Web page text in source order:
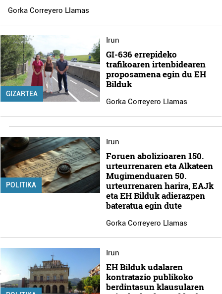
Gorka Correyero Llamas
GIZARTEA
Irun
GI-636 errepideko
trafikoaren irtenbidearen
proposamena egin du EH
Bilduk
Gorka Correyero Llamas
POLITIKA
Irun
Foruen abolizioaren 150.
urteurrenaren eta Alkateen
Mugimenduaren 50.
urteurrenaren harira, EAJk
eta EH Bilduk adierazpen
bateratua egin dute
Gorka Correyero Llamas
Irun
EH Bilduk udalaren
kontratazio publikoko
berdintasun klausularen